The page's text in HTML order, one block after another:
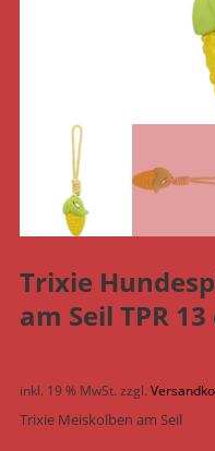
Trixie
am Seil TPR
inkl. 19 % MwSt.zzgl.
Trixie Meiskolben am Seil